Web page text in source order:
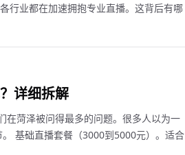
行业都在加速拥抱专业直播。这背后有哪
详细拆解
在菏泽被问得最多的问题。很多人以为一
基础直播套餐（3000到5000元）。适合